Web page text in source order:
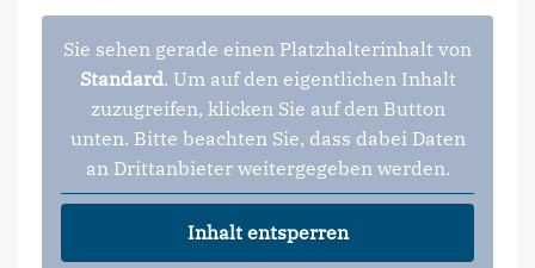
Sie sehen gerade einen Platzhalterinhalt von
Standard. Um auf den eigentlichen Inhalt
zuzugreifen, klicken Sie auf den Button
unten. Bitte beachten Sie, dass dabei Daten
an Drittanbieter weitergegeben werden.
Inhalt entsperren